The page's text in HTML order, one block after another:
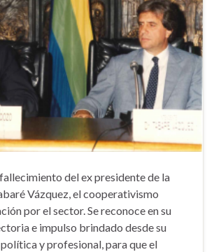
del ex presidente de la
Vázquez, el cooperativismo
por el sector. Se reconoce en su
e impulso brindado desde su
y profesional, para que el